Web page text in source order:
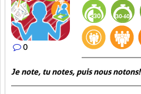
0
Je note, tu notes, puis nous notons!